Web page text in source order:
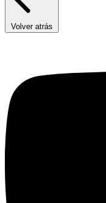
Volver atrás